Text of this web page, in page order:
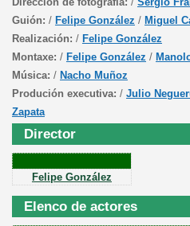
Guión: / Felipe González / Miguel
Realización: / Felipe González
Montaxe: / Felipe González /
Música: / Nacho Muñoz
Produción executiva: / Julio
Zapata
Director
Felipe González
Elenco de actores